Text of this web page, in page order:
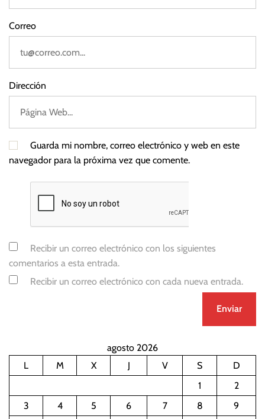
Correo
Dirección
Guarda mi nombre, correo electrónico y web en este
navegador para la próxima vez que comente.
Recibir un correo electrónico con los siguientes
comentarios a esta entrada.
Recibir un correo electrónico con cada nueva entrada.
agosto 2026
L
M X J V S
D
1
2
3
4 5 6 7 8
9